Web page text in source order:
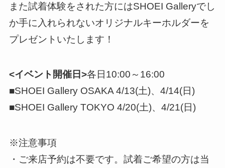
また試着体験をされた方にはSHOEI Galleryでし
か手に入れられないオリジナルキーホルダーを
プレゼントいたします！
<イベント開催日>各日10:00～16:00
■SHOEI Gallery OSAKA 4/13(土)、4/14(日)
■SHOEI Gallery TOKYO 4/20(土)、4/21(日)
※注意事項
・ご来店予約は不要です。試着ご希望の方は当